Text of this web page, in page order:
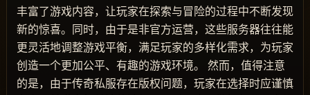
丰富了游戏内容，让玩家在探索与冒险的过程中不断发现
新的惊喜。同时，由于是非官方运营，这些服务器往往能
更灵活地调整游戏平衡，满足玩家的多样化需求，为玩家
创造一个更加公平、有趣的游戏环境。 然而，值得注意
的是，由于传奇私服存在版权问题，玩家在选择时应谨慎